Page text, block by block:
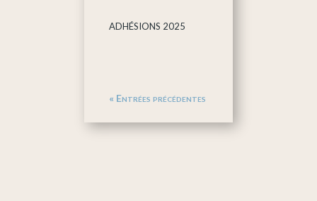
ADHÉSIONS 2025
« Entrées précédentes